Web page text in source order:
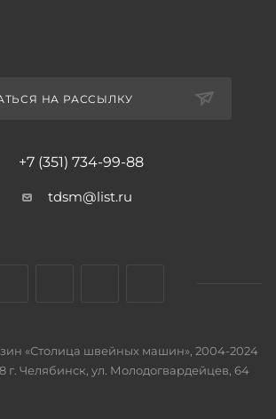
НА РАССЫЛКУ
+7 (351) 734-99-88
tdsm@list.ru
«Столица швейных машин», 2004-2024
г. Челябинск, ул. Молодогвардейцев, 64